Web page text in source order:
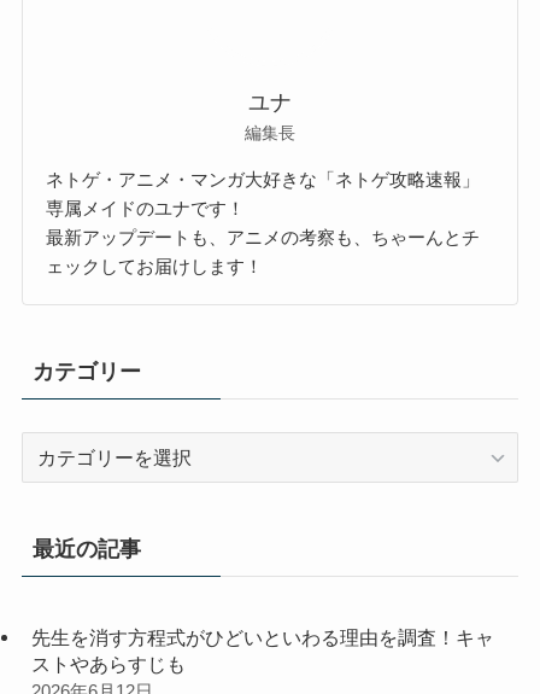
ユナ
編集長
ネトゲ・アニメ・マンガ大好きな「ネトゲ攻略速報」
専属メイドのユナです！
最新アップデートも、アニメの考察も、ちゃーんとチ
ェックしてお届けします！
カテゴリー
リ
最近の記事
先生を消す方程式がひどいといわる理由を調査！キャ
ストやあらすじも